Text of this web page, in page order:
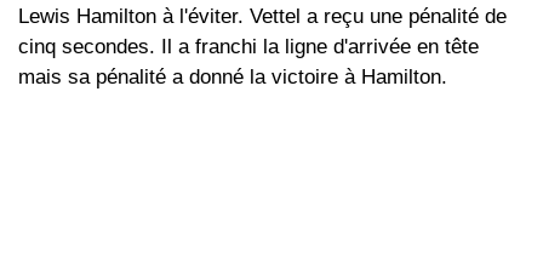
Lewis Hamilton à l'éviter. Vettel a reçu une pénalité de
cinq secondes. Il a franchi la ligne d'arrivée en tête
mais sa pénalité a donné la victoire à Hamilton.